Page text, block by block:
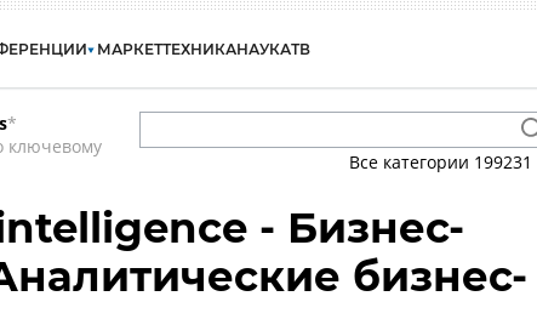
МАРКЕТТЕХНИКАНАУКАТВ
*
ключевому
Все категории 199231
- Бизнес-
бизнес-